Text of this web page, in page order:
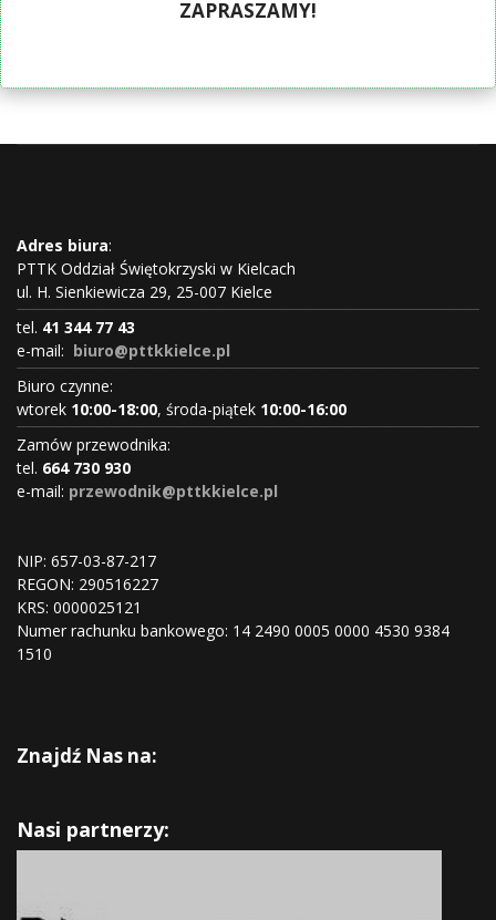
ZAPRASZAMY!
Adres biura:
PTTK Oddział Świętokrzyski w Kielcach
ul. H. Sienkiewicza 29, 25-007 Kielce
tel. 41 344 77 43
e-mail: biuro@pttkkielce.pl
Biuro czynne:
wtorek 10:00-18:00, środa-piątek 10:00-16:00
Zamów przewodnika:
tel. 664 730 930
e-mail: przewodnik@pttkkielce.pl
NIP: 657-03-87-217
REGON: 290516227
KRS: 0000025121
Numer rachunku bankowego: 14 2490 0005 0000 4530 9384
1510
Znajdź Nas na:
Nasi partnerzy: